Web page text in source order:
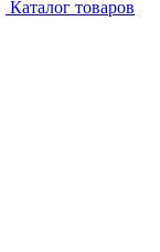
Каталог товаров